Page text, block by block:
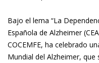
Bajo el lema “La
Española de Alzheimer
COCEMFE, ha celebrado
Mundial del Alzheimer,